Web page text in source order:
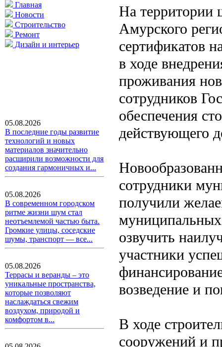
Главная
Новости
Строительство
Ремонт
Дизайн и интерьер
05.08.2026
В последние годы развитие
технологий и новых
материалов значительно
расширили возможности для
создания гармоничных и...
05.08.2026
В современном городском
ритме жизни шум стал
неотъемлемой частью быта.
Громкие улицы, соседские
шумы, транспорт — все...
05.08.2026
Террасы и веранды – это
уникальные пространства,
которые позволяют
наслаждаться свежим
воздухом, природой и
комфортом в...
На территории
Амурского
сертификатов
в ходе
проживания
сотрудников
обеспечения
действующего
сотрудники
получили
озвучить
участники
возведение и
В ходе
сооружений и